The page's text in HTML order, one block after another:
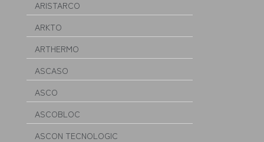
ARISTARCO
ARKTO
ARTHERMO
ASCASO
ASCO
ASCOBLOC
ASCON TECNOLOGIC